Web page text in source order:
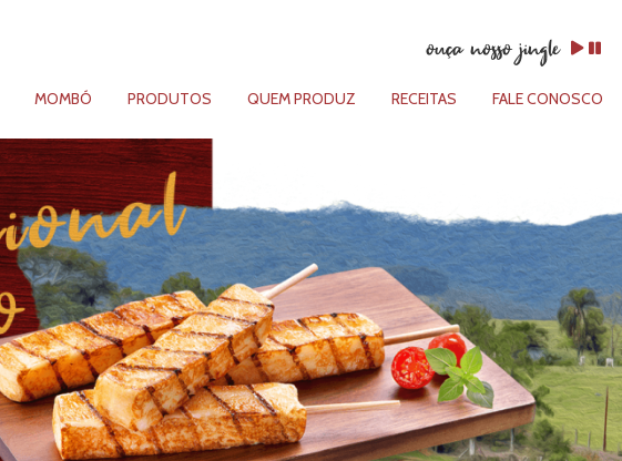
ouça nosso jingle
MOMBÓ PRODUTOS QUEM PRODUZ RECEITAS FALE CONOSCO